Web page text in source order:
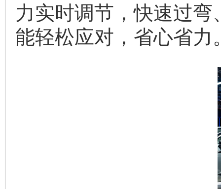
力实时调节，快速过
能轻松应对，省心省力